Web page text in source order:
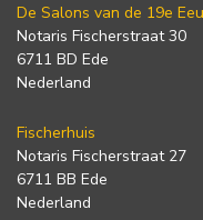
De Salons van de 19e
Notaris Fischerstraat 30
6711 BD Ede
Nederland
Fischerhuis
Notaris Fischerstraat 27
6711 BB Ede
Nederland